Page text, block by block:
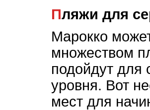
Пляжи для
Марокко
множеством
подойдут для
уровня. Вот
мест для